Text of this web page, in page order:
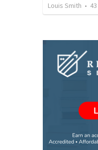
Louis Smith • 43